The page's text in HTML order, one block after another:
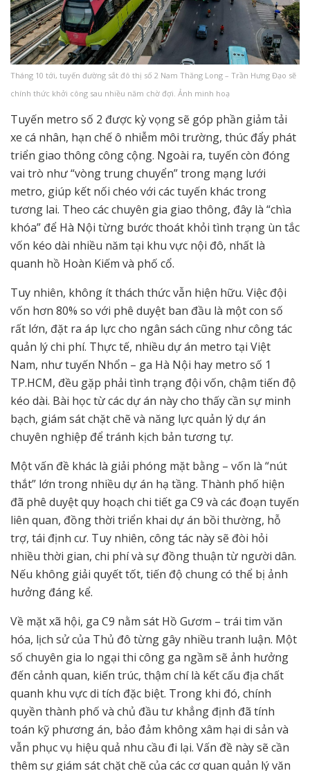
Tháng 10 tới, tuyến đường sắt đô thị số 2 Nam Thăng Long – Trần Hưng Đạo sẽ
chính thức khởi công sau nhiều năm chờ đợi. Ảnh minh hoạ
Tuyến metro số 2 được kỳ vọng sẽ góp phần giảm tải
xe cá nhân, hạn chế ô nhiễm môi trường, thúc đẩy phát
triển giao thông công cộng. Ngoài ra, tuyến còn đóng
vai trò như “vòng trung chuyển” trong mạng lưới
metro, giúp kết nối chéo với các tuyến khác trong
tương lai. Theo các chuyên gia giao thông, đây là “chìa
khóa” để Hà Nội từng bước thoát khỏi tình trạng ùn tắc
vốn kéo dài nhiều năm tại khu vực nội đô, nhất là
quanh hồ Hoàn Kiếm và phố cổ.
Tuy nhiên, không ít thách thức vẫn hiện hữu. Việc đội
vốn hơn 80% so với phê duyệt ban đầu là một con số
rất lớn, đặt ra áp lực cho ngân sách cũng như công tác
quản lý chi phí. Thực tế, nhiều dự án metro tại Việt
Nam, như tuyến Nhổn – ga Hà Nội hay metro số 1
TP.HCM, đều gặp phải tình trạng đội vốn, chậm tiến độ
kéo dài. Bài học từ các dự án này cho thấy cần sự minh
bạch, giám sát chặt chẽ và năng lực quản lý dự án
chuyên nghiệp để tránh kịch bản tương tự.
Một vấn đề khác là giải phóng mặt bằng – vốn là “nút
thắt” lớn trong nhiều dự án hạ tầng. Thành phố hiện
đã phê duyệt quy hoạch chi tiết ga C9 và các đoạn tuyến
liên quan, đồng thời triển khai dự án bồi thường, hỗ
trợ, tái định cư. Tuy nhiên, công tác này sẽ đòi hỏi
nhiều thời gian, chi phí và sự đồng thuận từ người dân.
Nếu không giải quyết tốt, tiến độ chung có thể bị ảnh
hưởng đáng kể.
Về mặt xã hội, ga C9 nằm sát Hồ Gươm – trái tim văn
hóa, lịch sử của Thủ đô từng gây nhiều tranh luận. Một
số chuyên gia lo ngại thi công ga ngầm sẽ ảnh hưởng
đến cảnh quan, kiến trúc, thậm chí là kết cấu địa chất
quanh khu vực di tích đặc biệt. Trong khi đó, chính
quyền thành phố và chủ đầu tư khẳng định đã tính
toán kỹ phương án, bảo đảm không xâm hại di sản và
vẫn phục vụ hiệu quả nhu cầu đi lại. Vấn đề này sẽ cần
thêm sự giám sát chặt chẽ của các cơ quan quản lý văn